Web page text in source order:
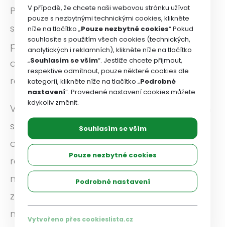
Problém je i v jistotě poskytování sociálních
služeb. Odbory dlouhodobě prosazují
předvídatelné a transparentní financování,
ale pokud bude docházet k opakovaným
registracím, tak tento princip je narušen.
V souvislosti s budováním kapacit sociálních
služeb odborový svaz připomněl svůj
opakovaný požadavek zavést centrální
registr zájemců o sociální službu. Dnes se
neví, kolik je zájemců a o jaké služby mají
zájem. Žadatelé si podávají žádosti do
mnoha zařízení a systém nelze plánovat.
V případě, že chcete naši webovou stránku užívat
pouze s nezbytnými technickými cookies, klikněte
níže na tlačítko „Pouze nezbytné cookies“.Pokud
souhlasíte s použitím všech cookies (technických,
analytických i reklamních), klikněte níže na tlačítko
„Souhlasím se vším“. Jestliže chcete přijmout,
respektive odmítnout, pouze některé cookies dle
kategorií, klikněte níže na tlačítko „Podrobné
nastavení“. Provedené nastavení cookies můžete
kdykoliv změnit.
Souhlasím se vším
Pouze nezbytné cookies
Podrobné nastavení
Vytvořeno přes cookieslista.cz